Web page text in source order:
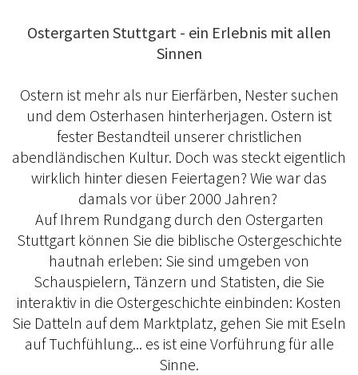
Ostergarten Stuttgart - ein Erlebnis mit allen
Sinnen
Ostern ist mehr als nur Eierfärben, Nester suchen
und dem Osterhasen hinterherjagen. Ostern ist
fester Bestandteil unserer christlichen
abendländischen Kultur. Doch was steckt eigentlich
wirklich hinter diesen Feiertagen? Wie war das
damals vor über 2000 Jahren?
Auf Ihrem Rundgang durch den Ostergarten
Stuttgart können Sie die biblische Ostergeschichte
hautnah erleben: Sie sind umgeben von
Schauspielern, Tänzern und Statisten, die Sie
interaktiv in die Ostergeschichte einbinden: Kosten
Sie Datteln auf dem Marktplatz, gehen Sie mit Eseln
auf Tuchfühlung... es ist eine Vorführung für alle
Sinne.